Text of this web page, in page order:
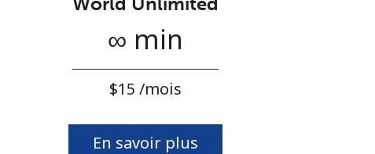
∞ min
⁦$15⁩ /mois
En savoir plus